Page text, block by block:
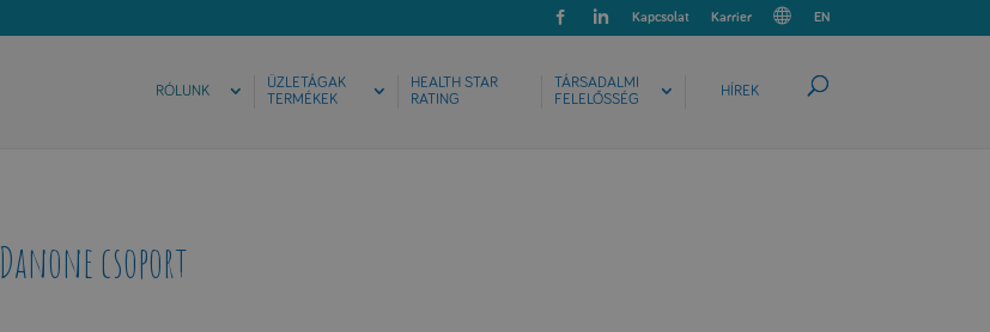
Kapcsolat Karrier EN
RÓLUNK
ÜZLETÁGAK
TERMÉKEK
HEALTH STAR
RATING
TÁRSADALMI
FELELŐSSÉG
HÍREK
Danone csoport